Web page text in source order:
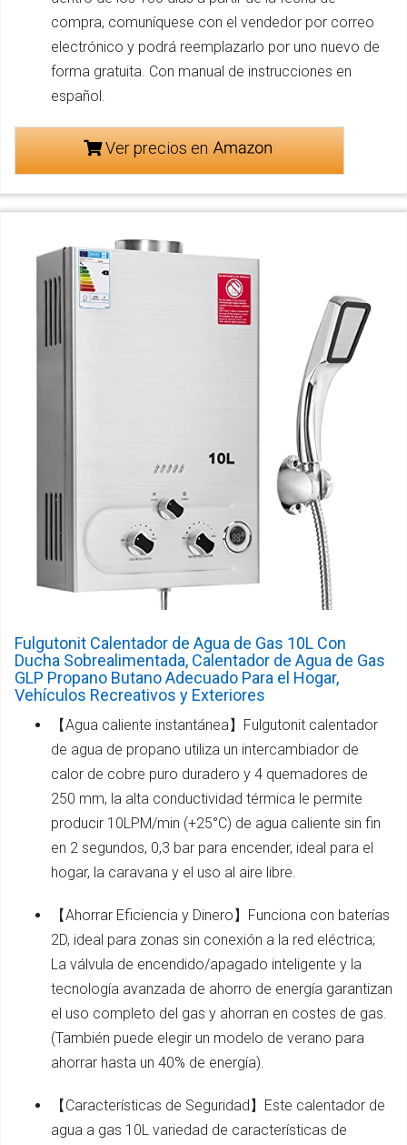
compra, comuníquese con el vendedor por correo
electrónico y podrá reemplazarlo por uno nuevo de
forma gratuita. Con manual de instrucciones en
español.
Ver precios en
Fulgutonit Calentador de Agua de Gas 10L Con
Ducha Sobrealimentada, Calentador de Agua de Gas
GLP Propano Butano Adecuado Para el Hogar,
Vehículos Recreativos y Exteriores
【Agua caliente instantánea】Fulgutonit calentador
de agua de propano utiliza un intercambiador de
calor de cobre puro duradero y 4 quemadores de
250 mm, la alta conductividad térmica le permite
producir 10LPM/min (+25°C) de agua caliente sin fin
en 2 segundos, 0,3 bar para encender, ideal para el
hogar, la caravana y el uso al aire libre.
【Ahorrar Eficiencia y Dinero】Funciona con baterías
2D, ideal para zonas sin conexión a la red eléctrica;
La válvula de encendido/apagado inteligente y la
tecnología avanzada de ahorro de energía garantizan
el uso completo del gas y ahorran en costes de gas.
(También puede elegir un modelo de verano para
ahorrar hasta un 40% de energía).
【Características de Seguridad】Este calentador de
agua a gas 10L variedad de características de